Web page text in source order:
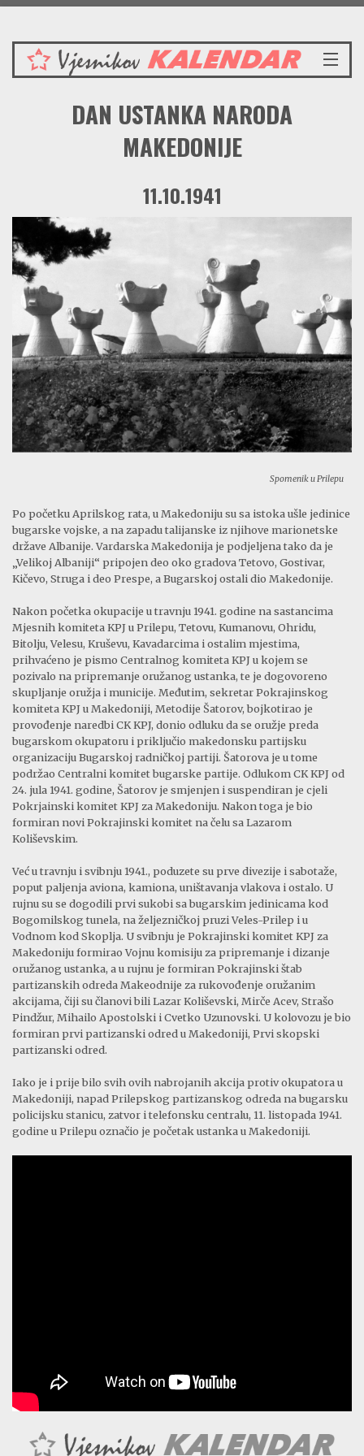
Subota 8.8.2026.
REDAKCIJSKI KOMENTAR
VJESNIKOV KALENDAR
SPOMENICI
BORBENA BIBLIOTEKA
NAŠE PJESME
DAN USTANKA NARODA
MAKEDONIJE
11.10.1941
Spomenik u Prilepu
Po početku Aprilskog rata, u Makedoniju su sa istoka ušle jedinice
bugarske vojske, a na zapadu talijanske iz njihove marionetske
države Albanije. Vardarska Makedonija je podjeljena tako da je
„Velikoj Albaniji“ pripojen deo oko gradova Tetovo, Gostivar,
Kičevo, Struga i deo Prespe, a Bugarskoj ostali dio Makedonije.
Nakon početka okupacije u travnju 1941. godine na sastancima
Mjesnih komiteta KPJ u Prilepu, Tetovu, Kumanovu, Ohridu,
Bitolju, Velesu, Kruševu, Kavadarcima i ostalim mjestima,
prihvaćeno je pismo Centralnog komiteta KPJ u kojem se
pozivalo na pripremanje oružanog ustanka, te je dogovoreno
skupljanje oružja i municije. Međutim, sekretar Pokrajinskog
komiteta KPJ u Makedoniji, Metodije Šatorov, bojkotirao je
provođenje naredbi CK KPJ, donio odluku da se oružje preda
bugarskom okupatoru i priključio makedonsku partijsku
organizaciju Bugarskoj radničkoj partiji. Šatorova je u tome
podržao Centralni komitet bugarske partije. Odlukom CK KPJ od
24. jula 1941. godine, Šatorov je smjenjen i suspendiran je cjeli
Pokrjainski komitet KPJ za Makedoniju. Nakon toga je bio
formiran novi Pokrajinski komitet na čelu sa Lazarom
Koliševskim.
Već u travnju i svibnju 1941., poduzete su prve divezije i sabotaže,
poput paljenja aviona, kamiona, uništavanja vlakova i ostalo. U
rujnu su se dogodili prvi sukobi sa bugarskim jedinicama kod
Bogomilskog tunela, na željezničkoj pruzi Veles-Prilep i u
Vodnom kod Skoplja. U svibnju je Pokrajinski komitet KPJ za
Makedoniju formirao Vojnu komisiju za pripremanje i dizanje
oružanog ustanka, a u rujnu je formiran Pokrajinski štab
partizanskih odreda Makeodnije za rukovođenje oružanim
akcijama, čiji su članovi bili Lazar Koliševski, Mirče Acev, Strašo
Pindžur, Mihailo Apostolski i Cvetko Uzunovski. U kolovozu je bio
formiran prvi partizanski odred u Makedoniji, Prvi skopski
partizanski odred.
Iako je i prije bilo svih ovih nabrojanih akcija protiv okupatora u
Makedoniji, napad Prilepskog partizanskog odreda na bugarsku
policijsku stanicu, zatvor i telefonsku centralu, 11. listopada 1941.
godine u Prilepu označio je početak ustanka u Makedoniji.